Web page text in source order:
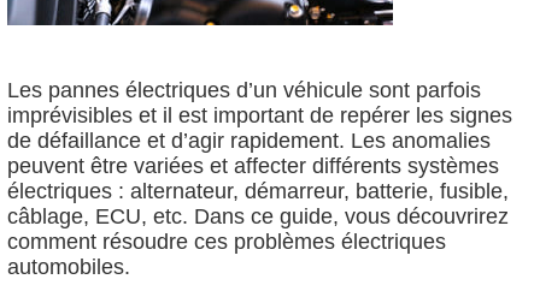
Les pannes électriques d’un véhicule sont parfois
imprévisibles et il est important de repérer les signes
de défaillance et d’agir rapidement. Les anomalies
peuvent être variées et affecter différents systèmes
électriques : alternateur, démarreur, batterie, fusible,
câblage, ECU, etc. Dans ce guide, vous découvrirez
comment résoudre ces problèmes électriques
automobiles.